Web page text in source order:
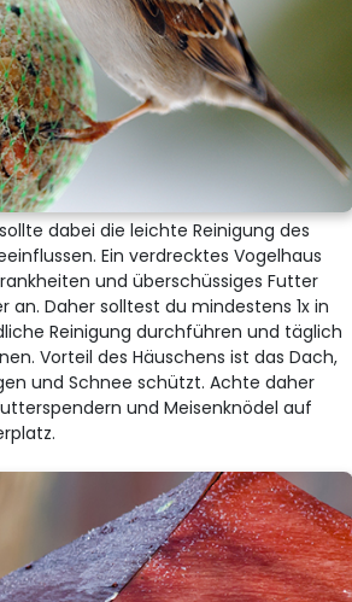
dabei die leichte Reinigung des
Ein verdrecktes Vogelhaus
und überschüssiges Futter
an. Daher solltest du mindestens 1x in
Reinigung durchführen und täglich
Vorteil des Häuschens ist das Dach,
und Schnee schützt. Achte daher
und Meisenknödel auf